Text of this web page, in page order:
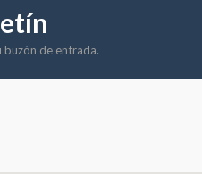
buzón de entrada.